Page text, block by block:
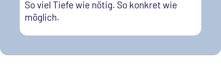
So viel Tiefe wie nötig. So konkret wie
möglich.